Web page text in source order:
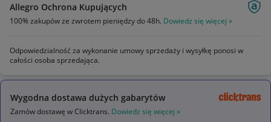
Allegro Ochrona Kupujących
100% zakupów ze zwrotem pieniędzy do 48h. Dowiedz się więcej »
Odpowiedzialność za wykonanie umowy sprzedaży i wysyłkę ponosi w
całości osoba sprzedająca.
Wygodna dostawa dużych gabarytów
Zamów dostawę w Clicktrans. Dowiedz się więcej »